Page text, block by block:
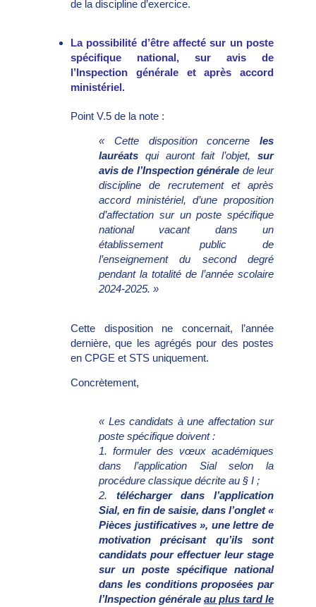
de la discipline d’exercice.
La possibilité d’être affecté sur un poste
spécifique national, sur avis de
l’Inspection générale et après accord
ministériel.
Point V.5 de la note :
« Cette disposition concerne les
lauréats qui auront fait l’objet, sur
avis de l’Inspection générale de leur
discipline de recrutement et après
accord ministériel, d’une proposition
d’affectation sur un poste spécifique
national vacant dans un
établissement public de
l’enseignement du second degré
pendant la totalité de l’année scolaire
2024-2025. »
Cette disposition ne concernait, l’année
dernière, que les agrégés pour des postes
en CPGE et STS uniquement.
Concrètement,
« Les candidats à une affectation sur
poste spécifique doivent :
1. formuler des vœux académiques
dans l’application Sial selon la
procédure classique décrite au § I ;
2. télécharger dans l’application
Sial, en fin de saisie, dans l’onglet «
Pièces justificatives », une lettre de
motivation précisant qu’ils sont
candidats pour effectuer leur stage
sur un poste spécifique national
dans les conditions proposées par
l’Inspection générale au plus tard le